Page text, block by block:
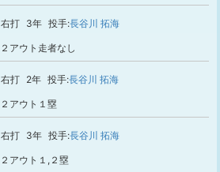
右打 3年 投手:長谷川 拓海
２アウト走者なし
右打 2年 投手:長谷川 拓海
２アウト１塁
右打 3年 投手:長谷川 拓海
２アウト１,２塁